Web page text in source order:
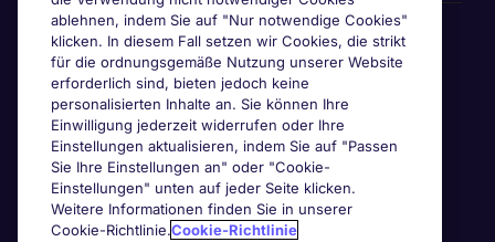
Awards & Zertifizierungen
ablehnen, indem Sie auf "Nur notwendige Cookies"
klicken. In diesem Fall setzen wir Cookies, die strikt
für die ordnungsgemäße Nutzung unserer Website
erforderlich sind, bieten jedoch keine
personalisierten Inhalte an. Sie können Ihre
Einwilligung jederzeit widerrufen oder Ihre
Einstellungen aktualisieren, indem Sie auf "Passen
Sie Ihre Einstellungen an" oder "Cookie-
Einstellungen" unten auf jeder Seite klicken.
Weitere Informationen finden Sie in unserer
Cookie-Richtlinie.Cookie-Richtlinie